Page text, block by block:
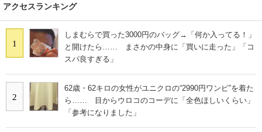
アクセスランキング
1
しまむらで買った3000円のバッグ→「何か入ってる！」
と開けたら…… まさかの中身に「買いに走った」「コ
スパ良すぎる」
2
62歳・62キロの女性がユニクロの“2990円ワンピ”を着た
ら…… 目からウロコのコーデに「全色ほしいくらい」
「参考になりました」